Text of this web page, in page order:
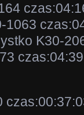
1063
K30-